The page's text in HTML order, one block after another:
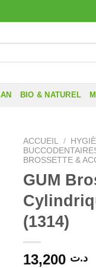
BIO & NATUREL
ACCUEIL /
BROSSETTE &
GUM
(1314)
د.ت